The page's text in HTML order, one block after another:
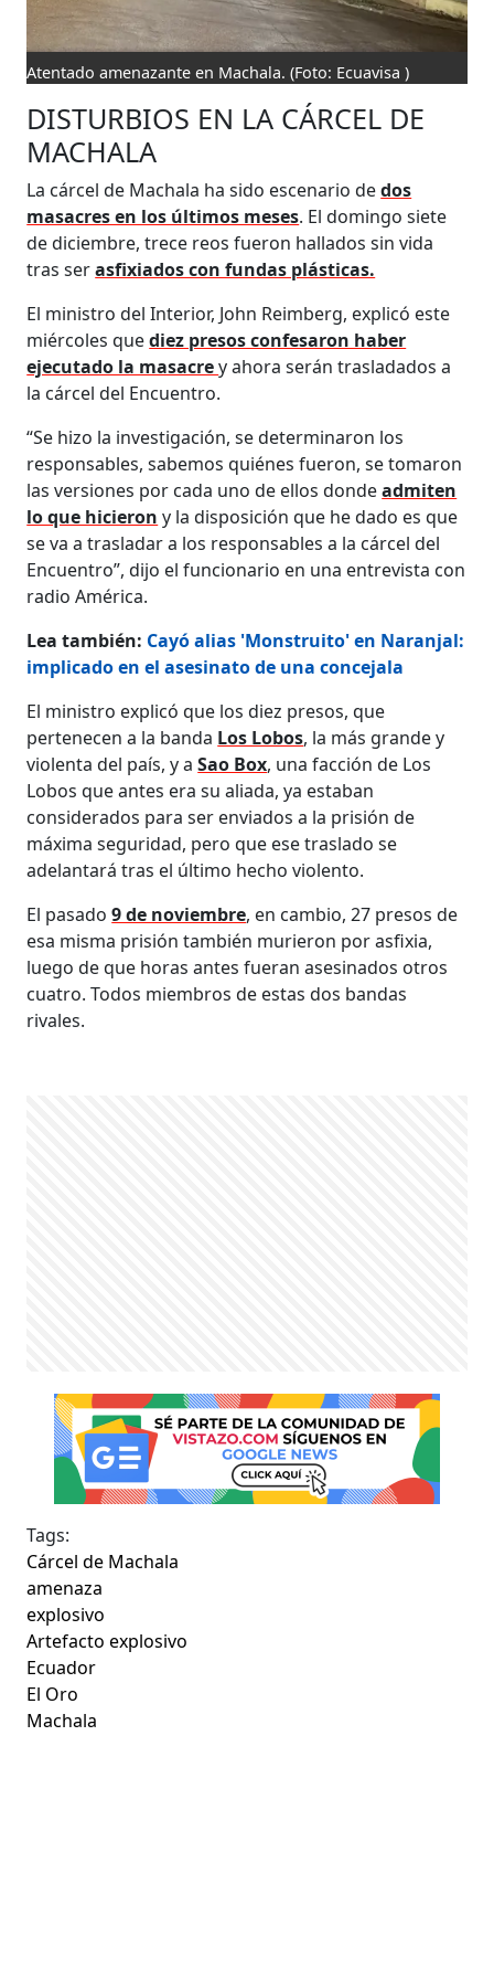
Atentado amenazante en Machala.(Foto: Ecuavisa )
DISTURBIOS EN LA CÁRCEL DE
MACHALA
La cárcel de Machala ha sido escenario dedos
masacres en los últimos meses. El domingo siete
de diciembre, trece reos fueron hallados sin vida
tras serasfixiados con fundas plásticas.
El ministro del Interior, John Reimberg, explicó este
miércoles quediez presos confesaron haber
ejecutado la masacrey ahora serán trasladados a
la cárcel del Encuentro.
“Se hizo la investigación, se determinaron los
responsables, sabemos quiénes fueron, se tomaron
las versiones por cada uno de ellos dondeadmiten
lo que hicieron y la disposición que he dado es que
se va a trasladar a los responsables a la cárcel del
Encuentro”, dijo el funcionario en una entrevista con
radio América.
Lea también: Cayó alias 'Monstruito' en Naranjal:
implicado en el asesinato de una concejala
El ministro explicó que los diez presos, que
pertenecen a la banda Los Lobos, la más grande y
violenta del país, y aSao Box, una facción de Los
Lobos que antes era su aliada, ya estaban
considerados para ser enviados a la prisión de
máxima seguridad, pero que ese traslado se
adelantará tras el último hecho violento.
El pasado9 de noviembre, en cambio, 27 presos de
esa misma prisión también murieron por asfixia,
luego de que horas antes fueran asesinados otros
cuatro. Todos miembros de estas dos bandas
rivales.
Tags:
Cárcel de Machala
amenaza
explosivo
Artefacto explosivo
Ecuador
El Oro
Machala